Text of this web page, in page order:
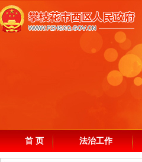
首 页 法治工作